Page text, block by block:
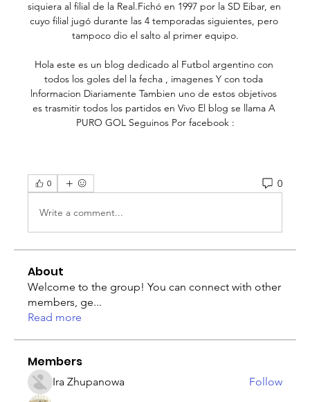
0 0
Write a comment...
About
Welcome to the group! You can connect with other
members, ge...
Read more
Members
Ira Zhupanowa
Follow